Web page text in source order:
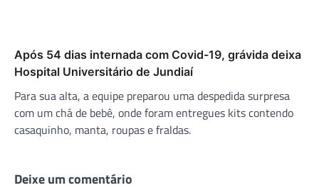
Após 54 dias internada com Covid-19, grávida deixa
Hospital Universitário de Jundiaí
Para sua alta, a equipe preparou uma despedida surpresa
com um chá de bebê, onde foram entregues kits contendo
casaquinho, manta, roupas e fraldas.
Deixe um comentário